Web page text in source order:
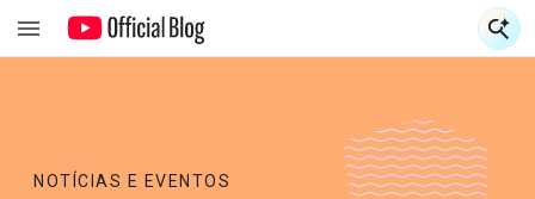
NOTÍCIAS E EVENTOS